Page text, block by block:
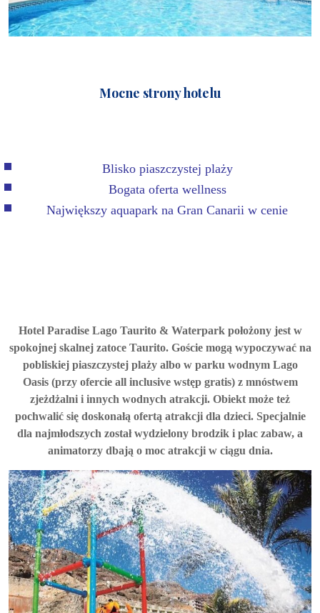
Mocne strony hotelu
Blisko piaszczystej plaży
Bogata oferta wellness
Największy aquapark na Gran Canarii w cenie
Hotel Paradise Lago Taurito & Waterpark położony jest w
spokojnej skalnej zatoce Taurito. Goście mogą wypoczywać na
pobliskiej piaszczystej plaży albo w parku wodnym Lago
Oasis (przy ofercie all inclusive wstęp gratis) z mnóstwem
zjeżdżalni i innych wodnych atrakcji. Obiekt może też
pochwalić się doskonałą ofertą atrakcji dla dzieci. Specjalnie
dla najmłodszych został wydzielony brodzik i plac zabaw, a
animatorzy dbają o moc atrakcji w ciągu dnia.